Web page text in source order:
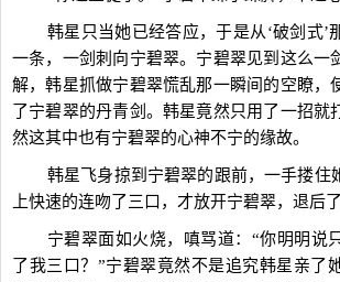
韩星只当她已经答应，于是从‘破剑式’
一条，一剑刺向宁碧翠。宁碧翠见到这么一
解，韩星抓做宁碧翠慌乱那一瞬间的空瞭，
了宁碧翠的丹青剑。韩星竟然只用了一招就
然这其中也有宁碧翠的心神不宁的缘故。
韩星飞身掠到宁碧翠的跟前，一手搂住
上快速的连吻了三口，才放开宁碧翠，退后
宁碧翠面如火烧，嗔骂道：“你明明说
了我三口？”宁碧翠竟然不是追究韩星亲了